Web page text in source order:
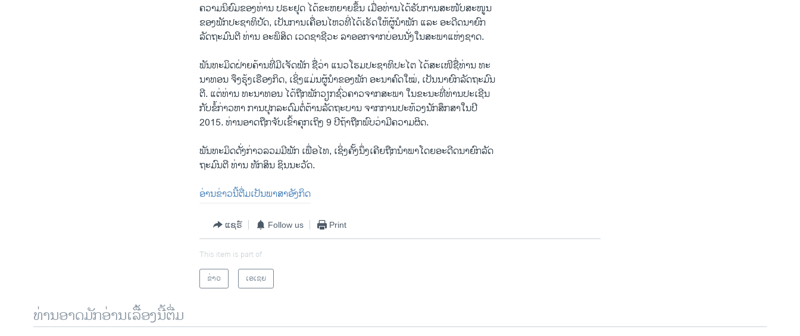
ຄວາມ​ນິ​ຍົມ​ຂອງ​ທ່ານ ປ​ຣະ​ຢຸດ ໄດ້​ຂະ​ຫຍາຍ​ຂຶ້ນ ເມື່ອ​ທ່ານ​ໄດ້​ຮັບ​ການ​ສະ​ໜັບ​ສະ​ໜູນ​
ຂອງພັກປະຊາທິປັດ, ເປັນການເຄື່ອນໄຫວທີ່ໄດ້ເຮັດໃຫ້ຜູ້ນຳພັກ ແລະ ອະດີດນາຍົກ
ລັດຖະມົນຕີ ທ່ານ ອະພິສິດ ເວດຊາຊີວະ ລາອອກຈາກບ່ອນນັ່ງໃນສະພາແຫ່ງຊາດ.
ພັນ​ທະ​ມິດ​ຝ່າຍ​ຄ້ານ​ທີ່​ມີ​ເຈັດ​ພັກ ຊື່​ວ່າ ແນວ​ໂຮມ​ປະ​ຊາ​ທິ​ປະ​ໄຕ ໄດ້​ສະ​ເໜີ​ຊື່​ທ່ານ ທະ
ນາທອນ ຈຶງຣຸ້ງເຣືອງກິດ, ເຊິ່ງແມ່ນຜູ້ນຳຂອງພັກ ອະນາຄົດໃໝ່, ເປັນນາຍົກລັດຖະມົນ
ຕີ. ແຕ່ທ່ານ ທະນາທອນ ໄດ້ຖືກພັກວຽກຊົ່ວຄາວຈາກສະພາ ໃນຂະນະທີ່ທ່ານປະເຊີນ
ກັບຂໍ້ກ່າວຫາ ການປຸກລະດົມຕໍ່ຕ້ານລັດຖະບານ ຈາກການປະທ້ວງນັກສຶກສາໃນປີ
2015. ທ່ານອາດຖືກຈັບເຂົ້າຄຸກເຖິງ 9 ປີຖ້າຖືກພົບວ່າມີຄວາມຜິດ.
ພັນ​ທະ​ມິດ​ດັ່ງ​ກ່າວ​ລວມ​ມີ​ພັກ​ ເພື່ອ​ໄທ, ເຊິ່ງ​ຄັ້ງ​ນຶ່ງ​ເຄີຍ​ຖືກ​ນຳ​ພາ​ໂດຍ​ອະ​ດີດ​ນາ​ຍົກ​ລັດ
ຖະມົນຕີ ທ່ານ ທັກສິນ ຊິນນະວັດ.
ອ່ານ​ຂ່າວນີ້​ຕື່ມ​ເປັນ​ພາ​ສາ​ອັງ​ກິດ
ແຊຣ໌ Follow us Print
This item is part of
ຂ່າວ
ເອເຊຍ
ທ່ານອາດມັກອ່ານເລື້ອງນີ້ຕື່ມ